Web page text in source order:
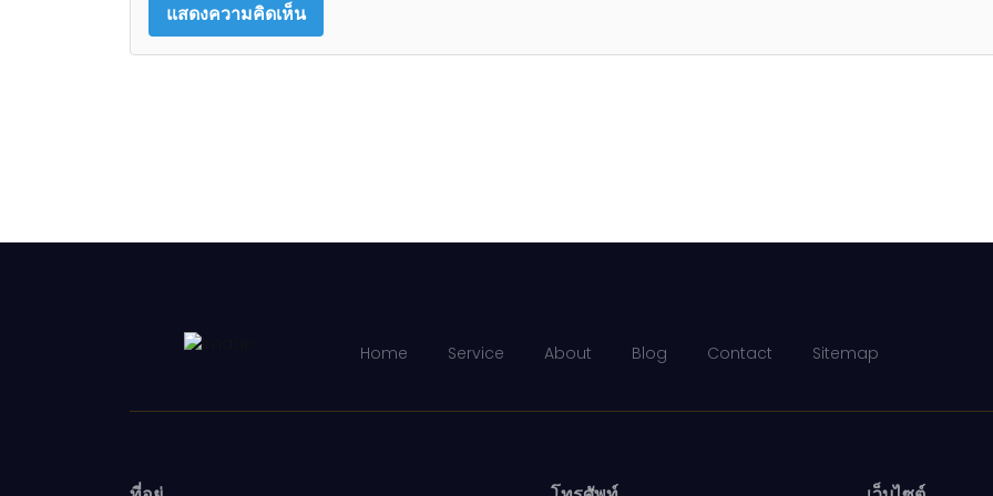
Home Service About Blog Contact Sitemap